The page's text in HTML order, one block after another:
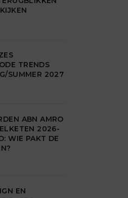
TRENDS
SUMMER 2027
ABN AMRO
2026-
WIE PAKT DE
EN